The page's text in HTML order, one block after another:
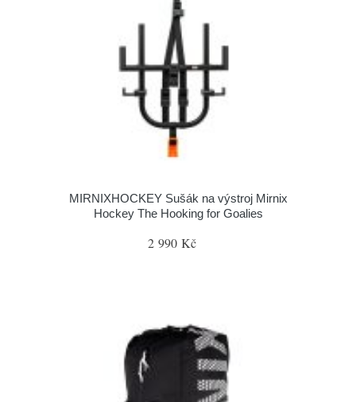
MIRNIXHOCKEY Sušák na výstroj Mirnix
Hockey The Hooking for Goalies
2 990 Kč